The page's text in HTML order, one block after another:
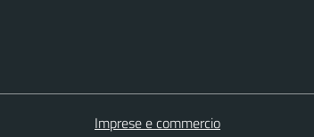
Imprese e commercio